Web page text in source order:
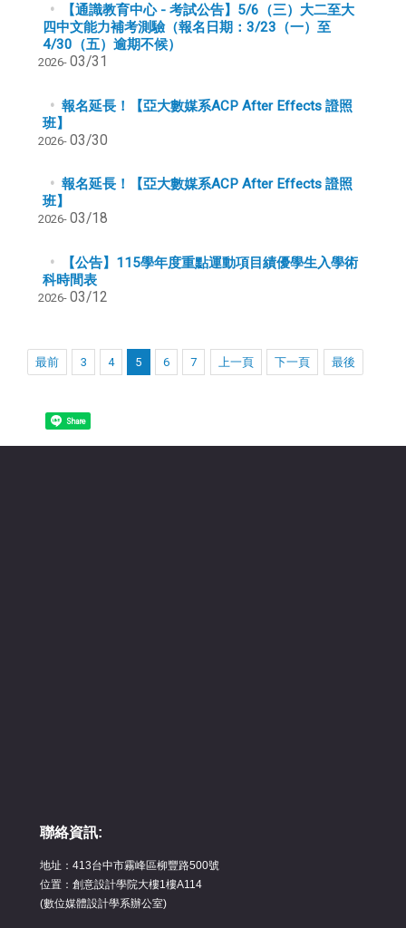
【通識教育中心 - 考試公告】5/6（三）大二至大
四中文能力補考測驗（報名日期：3/23（一）至
4/30（五）逾期不候）
2026- 03/31
報名延長！【亞大數媒系ACP After Effects 證照
班】
2026- 03/30
報名延長！【亞大數媒系ACP After Effects 證照
班】
2026- 03/18
【公告】115學年度重點運動項目績優學生入學術
科時間表
2026- 03/12
最前 3 4 5 6 7 上一頁 下一頁 最後
Share
聯絡資訊:
地址：413台中市霧峰區柳豐路500號
位置：創意設計學院大樓1樓A114
(數位媒體設計學系辦公室)